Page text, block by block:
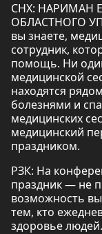
СНХ: НАРИМАН
ОБЛАСТНОГО
вы знаете,
сотрудник,
помощь. Ни
медицинской
находятся
болезнями и
медицинских
медицинский
праздником.
РЗК: На
праздник — не
возможность
тем, кто
здоровье людей.